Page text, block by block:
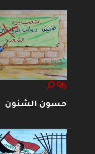
حسون الشنون